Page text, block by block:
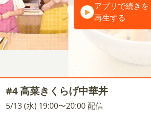
アプリで続きを
再生する
#4 高菜きくらげ中華丼
5/13 (水) 19:00〜20:00 配信